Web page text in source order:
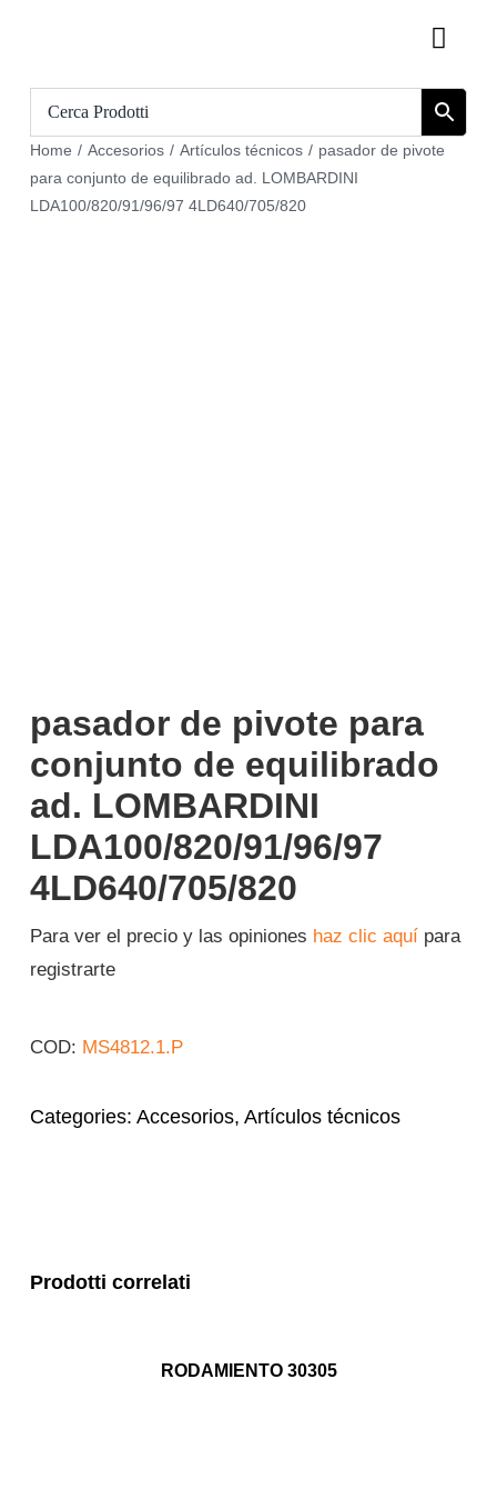
Home / Accesorios / Artículos técnicos / pasador de pivote
para conjunto de equilibrado ad. LOMBARDINI
LDA100/820/91/96/97 4LD640/705/820
pasador de pivote para
conjunto de equilibrado
ad. LOMBARDINI
LDA100/820/91/96/97
4LD640/705/820
Para ver el precio y las opiniones haz clic aquípara
registrarte
COD: MS4812.1.P
Categories: Accesorios, Artículos técnicos
Prodotti correlati
RODAMIENTO 30305